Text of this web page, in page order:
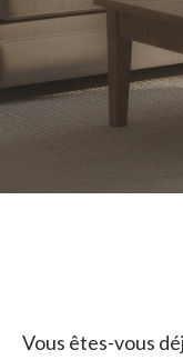
Vous êtes-vous